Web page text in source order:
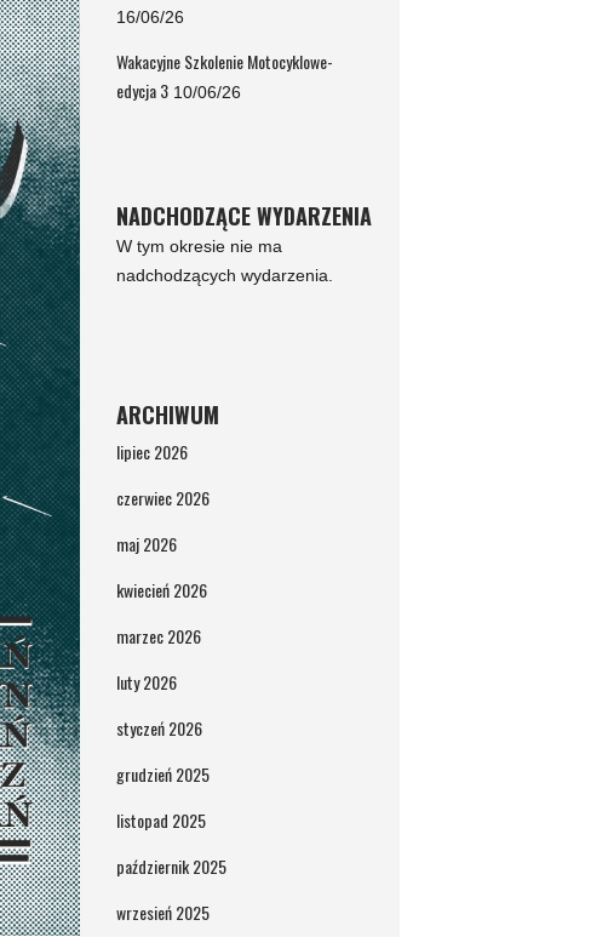
16/06/26
Wakacyjne Szkolenie Motocyklowe-
edycja 3 10/06/26
NADCHODZĄCE WYDARZENIA
W tym okresie nie ma
nadchodzących wydarzenia.
ARCHIWUM
lipiec 2026
czerwiec 2026
maj 2026
kwiecień 2026
marzec 2026
luty 2026
styczeń 2026
grudzień 2025
listopad 2025
październik 2025
wrzesień 2025